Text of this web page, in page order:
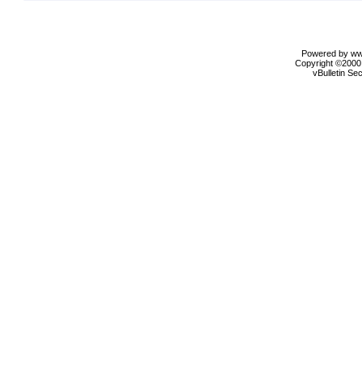
Powered by
Copyright
vBulletin